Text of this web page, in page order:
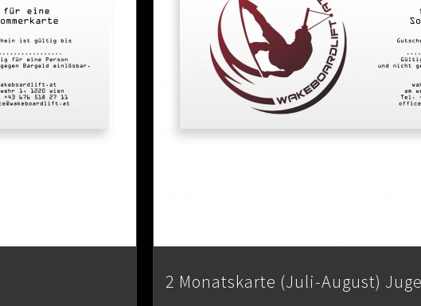
2 Monatskarte (Juli-August)